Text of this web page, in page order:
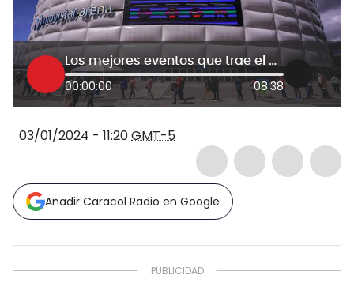
Los mejores eventos que trae el Movistar Arena Bogotá este 2024
00:00:00 08:38
03/01/2024 - 11:20GMT-5
Añadir Caracol Radio en Google